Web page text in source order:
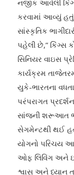
નજીક આવેલી
કરવામાં આવ્યું
સાંસ્કૃતિક
પહેલી છે,” કિંગ્સ
સિનિયર વાઇસ
કાર્યક્રમ
યુકે-ભારતના
પરંપરાગત
સાંજની શરૂઆત
સેગમેન્ટથી થઈ
યોગનો પરિચય
ઓફ લિવિંગ અને
શ્વાસ અને ધ્યાન